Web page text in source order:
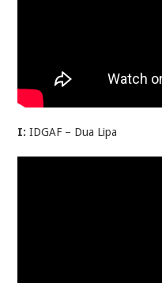
I: IDGAF – Dua Lipa